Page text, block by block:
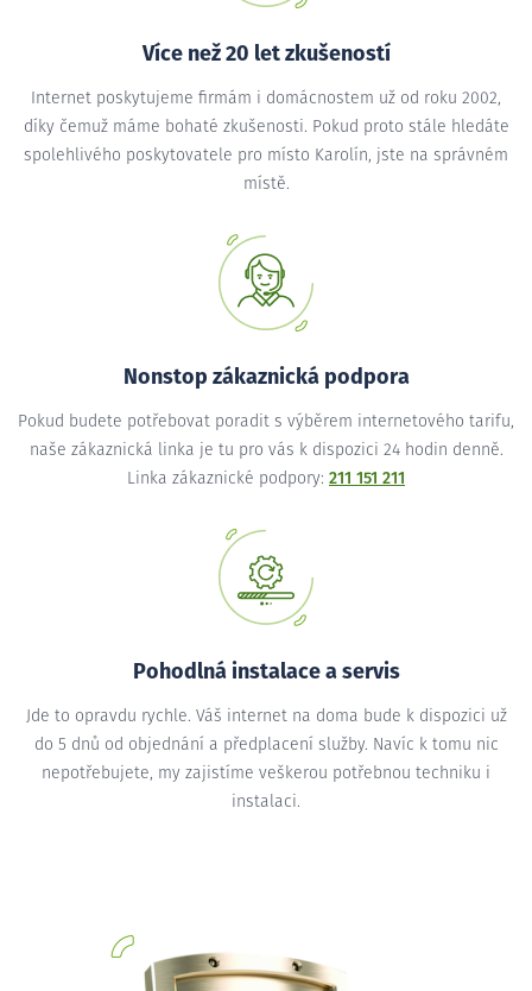
Více než 20 let zkušeností
Internet poskytujeme firmám i domácnostem už od roku 2002,
díky čemuž máme bohaté zkušenosti. Pokud proto stále hledáte
spolehlivého poskytovatele pro místo Karolín, jste na správném
místě.
Nonstop zákaznická podpora
Pokud budete potřebovat poradit s výběrem internetového tarifu,
naše zákaznická linka je tu pro vás k dispozici 24 hodin denně.
Linka zákaznické podpory: 211 151 211
Pohodlná instalace a servis
Jde to opravdu rychle. Váš internet na doma bude k dispozici už
do 5 dnů od objednání a předplacení služby. Navíc k tomu nic
nepotřebujete, my zajistíme veškerou potřebnou techniku i
instalaci.